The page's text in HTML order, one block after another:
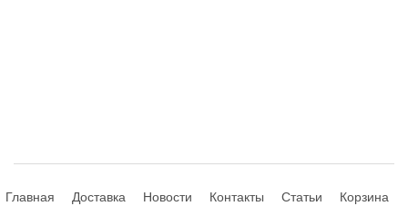
Главная Доставка Новости Контакты Статьи Корзина